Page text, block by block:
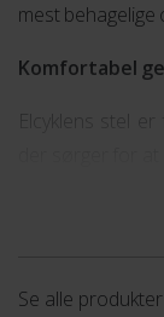
mest behagelige
Komfortabel
Elcyklens stel
under din
indstigning,
Cyklen er
Se alle produkter